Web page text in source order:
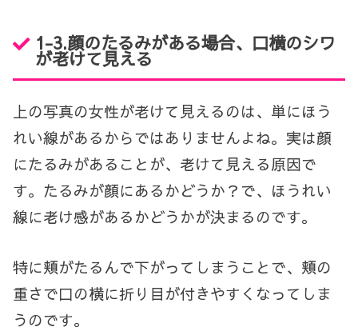
1-3.顔のたるみがある場合、口横のシワ
が老けて見える
上の写真の女性が老けて見えるのは、単にほう
れい線があるからではありませんよね。実は顔
にたるみがあることが、老けて見える原因で
す。たるみが顔にあるかどうか？で、ほうれい
線に老け感があるかどうかが決まるのです。
特に頬がたるんで下がってしまうことで、頬の
重さで口の横に折り目が付きやすくなってしま
うのです。